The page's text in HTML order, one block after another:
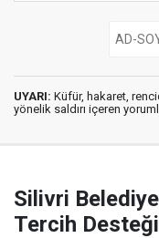
UYARI: Küfür, hakaret,
yönelik saldırı içeren
Silivri
Tercih Desteği